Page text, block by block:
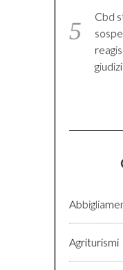
Cbd
Agriturismi